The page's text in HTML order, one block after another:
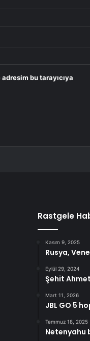
bu tarayıcıya
Rastgele
Kasım 9, 2025
Rusya,
Eylül 29, 2024
Şehit Ahmet
Mart 11, 2026
JBL GO 5
Temmuz 18, 2025
Netenyahu